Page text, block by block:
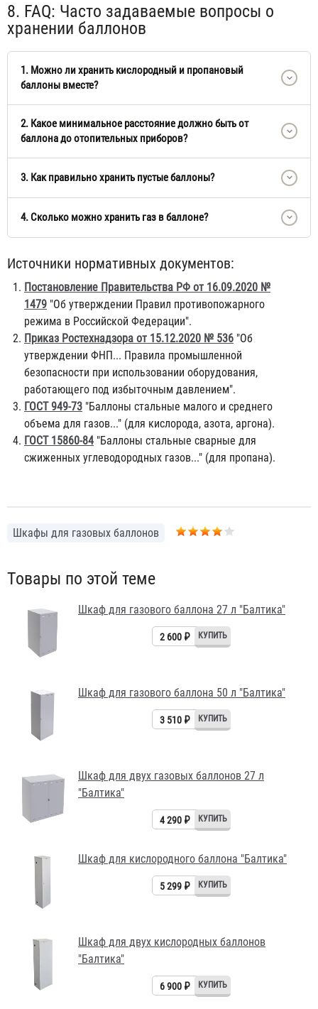
8. FAQ: Часто задаваемые вопросы о
хранении баллонов
1. Можно ли хранить кислородный и пропановый
баллоны вместе?
2. Какое минимальное расстояние должно быть от
баллона до отопительных приборов?
3. Как правильно хранить пустые баллоны?
4. Сколько можно хранить газ в баллоне?
Источники нормативных документов:
Постановление Правительства РФ от 16.09.2020 №
1479 "Об утверждении Правил противопожарного
режима в Российской Федерации".
Приказ Ростехнадзора от 15.12.2020 № 536 "Об
утверждении ФНП... Правила промышленной
безопасности при использовании оборудования,
работающего под избыточным давлением".
ГОСТ 949-73 "Баллоны стальные малого и среднего
объема для газов..." (для кислорода, азота, аргона).
ГОСТ 15860-84 "Баллоны стальные сварные для
сжиженных углеводородных газов..." (для пропана).
Шкафы для газовых баллонов
Товары по этой теме
Шкаф для газового баллона 27 л "Балтика"
2 600 ₽
Шкаф для газового баллона 50 л "Балтика"
3 510 ₽
Шкаф для двух газовых баллонов 27 л
"Балтика"
4 290 ₽
Шкаф для кислородного баллона "Балтика"
5 299 ₽
Шкаф для двух кислородных баллонов
"Балтика"
6 900 ₽